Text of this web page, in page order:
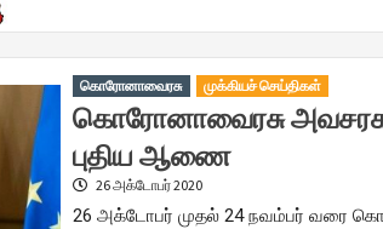
கொரோனாவைரசு முக்கியச் செய்திகள்
கொரோனாவைரசு
புதிய ஆணை
26 அக்டோபர் 2020
26 அக்டோபர் முதல் 24 நவம்பர் வரை